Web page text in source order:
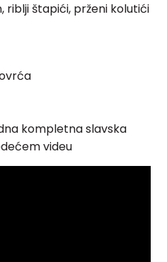
riblji štapići, prženi kolutići
kompletna slavska
videu